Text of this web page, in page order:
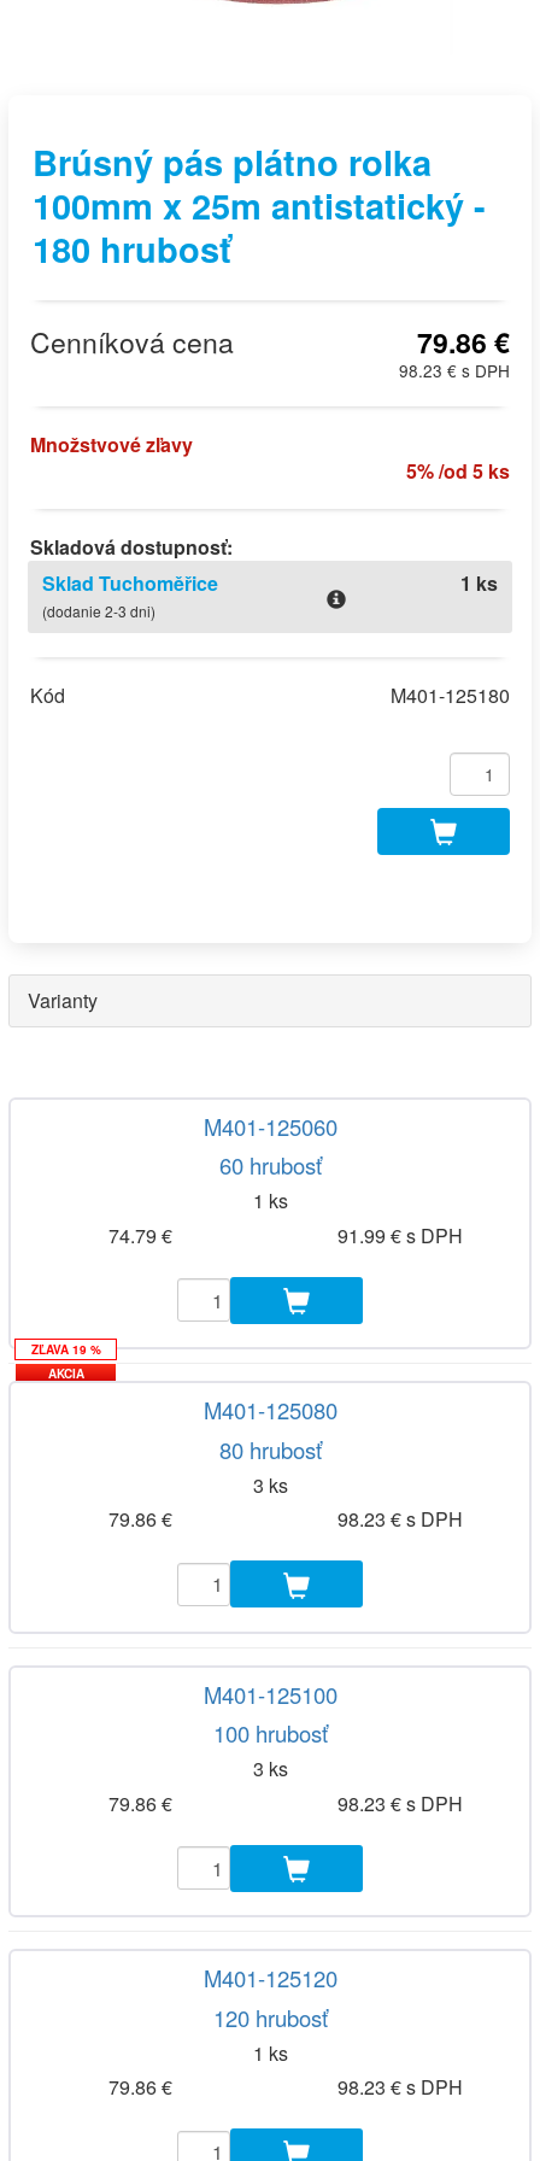
Brúsný pás plátno rolka
100mm x 25m antistatický -
180 hrubosť
Cenníková cena 79.86 €
98.23 € s DPH
Množstvové zľavy
5% /od 5 ks
Skladová dostupnosť:
Sklad Tuchoměřice
(dodanie 2-3 dni)
1 ks
Kód M401-125180
Varianty
M401-125060
60 hrubosť
1 ks
74.79 €
91.99 € s DPH
ZĽAVA 19 %
AKCIA
M401-125080
80 hrubosť
3 ks
79.86 €
98.23 € s DPH
M401-125100
100 hrubosť
3 ks
79.86 €
98.23 € s DPH
M401-125120
120 hrubosť
1 ks
79.86 €
98.23 € s DPH